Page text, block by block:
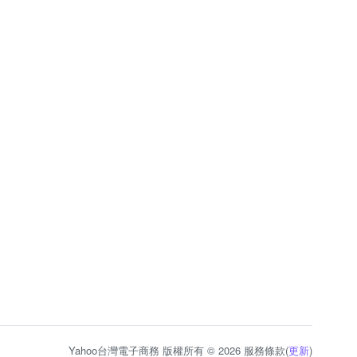
Yahoo台灣電子商務 版權所有 © 2026 服務條款(更新)